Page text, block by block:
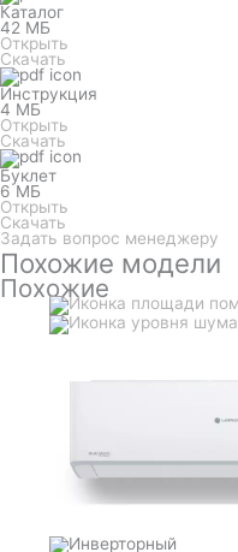
Каталог
42 МБ
Открыть
Скачать
Инструкция
4 МБ
Открыть
Скачать
Буклет
6 МБ
Открыть
Скачать
Задать вопрос менеджеру
Похожие модели
Похожие